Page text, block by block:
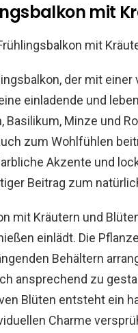
mit
der mit
einladende und
Basilikum, Minze und
zum Wohlfühlen
Akzente und
Beitrag zum
mit Kräutern und
einlädt. Die
Behältern
ansprechend zu
Blüten entsteht ein
Charme